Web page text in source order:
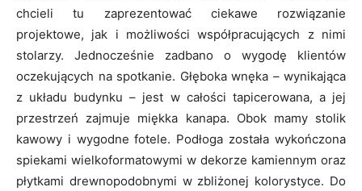
chcieli tu zaprezentować ciekawe rozwiązanie
projektowe, jak i możliwości współpracujących z nimi
stolarzy. Jednocześnie zadbano o wygodę klientów
oczekujących na spotkanie. Głęboka wnęka – wynikająca
z układu budynku – jest w całości tapicerowana, a jej
przestrzeń zajmuje miękka kanapa. Obok mamy stolik
kawowy i wygodne fotele. Podłoga została wykończona
spiekami wielkoformatowymi w dekorze kamiennym oraz
płytkami drewnopodobnymi w zbliżonej kolorystyce. Do